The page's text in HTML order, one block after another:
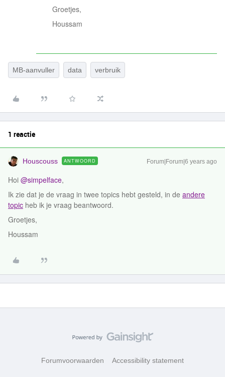
Groetjes,
Houssam
MB-aanvuller data verbruik
1 reactie
Houscouss ANTWOORD Forum|Forum|6 years ago
Hoi @simpelface,
Ik zie dat je de vraag in twee topics hebt gesteld, in de andere
topic heb ik je vraag beantwoord.
Groetjes,
Houssam
Forumvoorwaarden Accessibility statement